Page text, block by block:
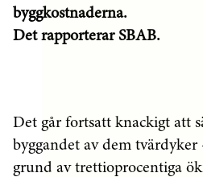
byggkostnaderna.
Det rapporterar SBAB.
Det går fortsatt knackigt att
byggandet av dem tvärdyker
grund av trettioprocentiga